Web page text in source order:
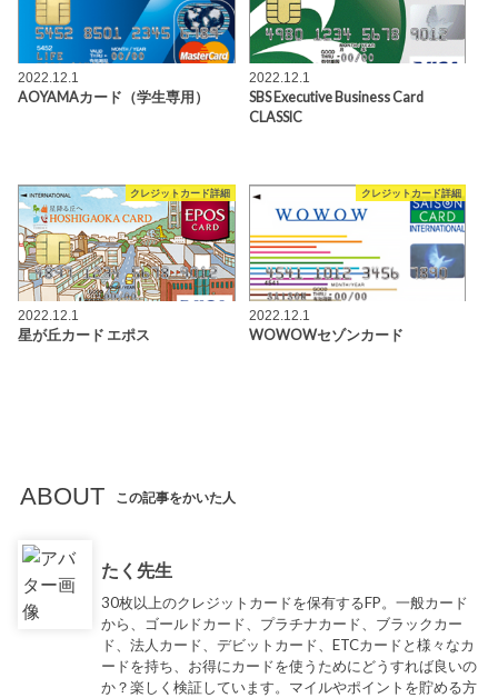
2022.12.1
AOYAMAカード（学生専用）
2022.12.1
SBS Executive Business Card
CLASSIC
クレジットカード詳細
2022.12.1
星が丘カード エポス
クレジットカード詳細
2022.12.1
WOWOWセゾンカード
ABOUT この記事をかいた人
たく先生
30枚以上のクレジットカードを保有するFP。一般カード
から、ゴールドカード、プラチナカード、ブラックカー
ド、法人カード、デビットカード、ETCカードと様々なカ
ードを持ち、お得にカードを使うためにどうすれば良いの
か？楽しく検証しています。マイルやポイントを貯める方